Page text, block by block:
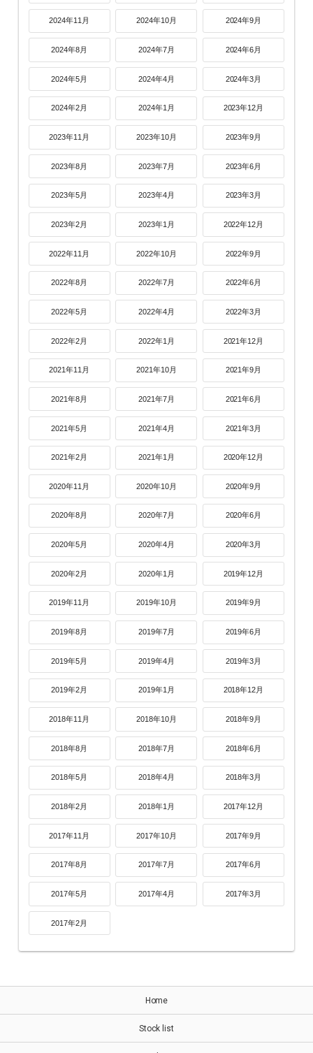
2024年11月 2024年10月 2024年9月
2024年8月 2024年7月 2024年6月
2024年5月 2024年4月 2024年3月
2024年2月 2024年1月 2023年12月
2023年11月 2023年10月 2023年9月
2023年8月 2023年7月 2023年6月
2023年5月 2023年4月 2023年3月
2023年2月 2023年1月 2022年12月
2022年11月 2022年10月 2022年9月
2022年8月 2022年7月 2022年6月
2022年5月 2022年4月 2022年3月
2022年2月 2022年1月 2021年12月
2021年11月 2021年10月 2021年9月
2021年8月 2021年7月 2021年6月
2021年5月 2021年4月 2021年3月
2021年2月 2021年1月 2020年12月
2020年11月 2020年10月 2020年9月
2020年8月 2020年7月 2020年6月
2020年5月 2020年4月 2020年3月
2020年2月 2020年1月 2019年12月
2019年11月 2019年10月 2019年9月
2019年8月 2019年7月 2019年6月
2019年5月 2019年4月 2019年3月
2019年2月 2019年1月 2018年12月
2018年11月 2018年10月 2018年9月
2018年8月 2018年7月 2018年6月
2018年5月 2018年4月 2018年3月
2018年2月 2018年1月 2017年12月
2017年11月 2017年10月 2017年9月
2017年8月 2017年7月 2017年6月
2017年5月 2017年4月 2017年3月
2017年2月
Home
Stock list